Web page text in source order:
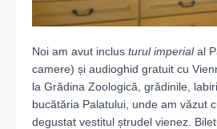
Noi am avut inclus turul imperialal
camere) și audioghid gratuit cu
la Grădina Zoologică, grădinile,
bucătăria Palatului, unde am văzut
degustat vestitul ștrudel vienez.